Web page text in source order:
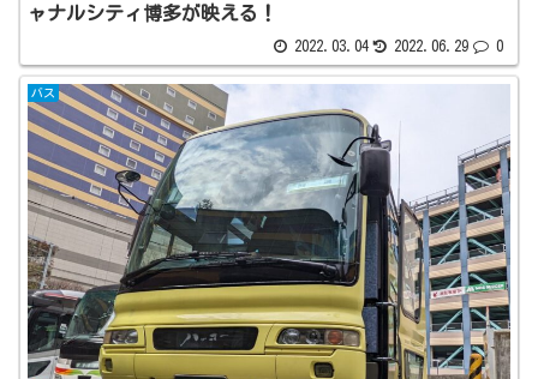
ャナルシティ博多が映える！
2022.03.04 2022.06.29 0
バス